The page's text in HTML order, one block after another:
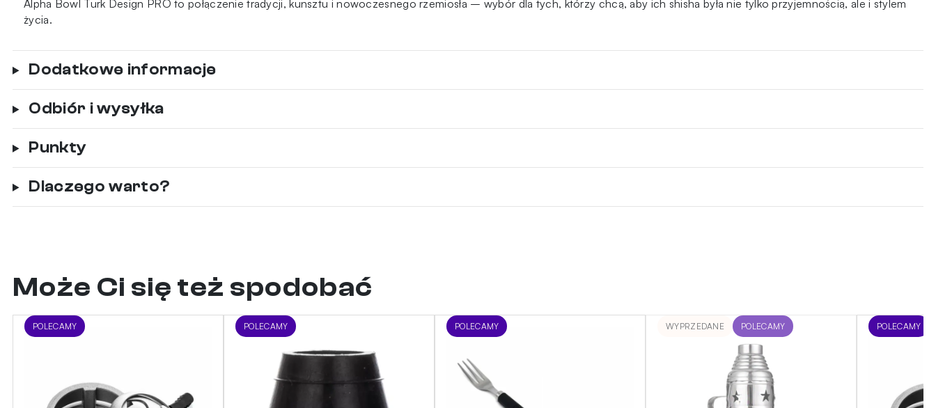
Alpha Bowl Turk Design PRO to połączenie tradycji, kunsztu i nowoczesnego rzemiosła – wybór dla tych, którzy chcą, aby ich shisha była nie tylko przyjemnością, ale i stylem
życia.
Dodatkowe informacje
Odbiór i wysyłka
Punkty
Dlaczego warto?
Może Ci się też spodobać
POLECAMY POLECAMY POLECAMY WYPRZEDANE POLECAMY POLECAMY